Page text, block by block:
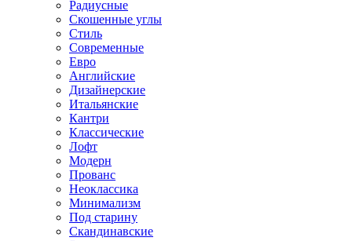
Радиусные
Скошенные углы
Стиль
Современные
Евро
Английские
Дизайнерские
Итальянские
Кантри
Классические
Лофт
Модерн
Прованс
Неоклассика
Минимализм
Под старину
Скандинавские